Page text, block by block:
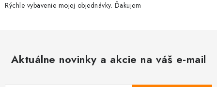
Rýchle vybavenie mojej objednávky. Ďakujem
Aktuálne novinky a akcie na váš e-mail